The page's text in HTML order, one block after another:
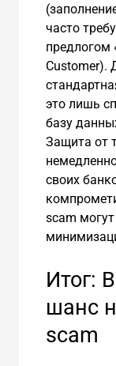
часто
предлогом
Customer).
это лишь
базу
Защита от
своих
scam
Итог:
шанс
scam